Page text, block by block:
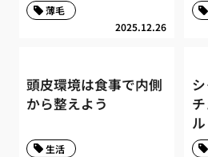
2025.12.26
薄毛
頭皮環境は食事で内側
から整えよう
生活
ル